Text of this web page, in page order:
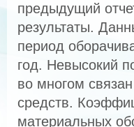
предыдущий
результаты.
период
год. Невысокий
во многом
средств.
материальных